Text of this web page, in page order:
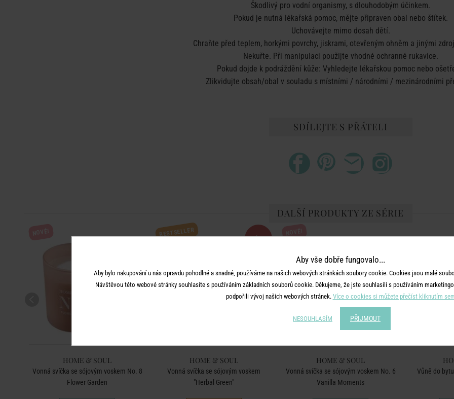
Škodlivý pro vodní organismy, s dlouhodobým účinkem.
Pokud je nutná lékařská pomoc, mějte připraven obal nebo štítek.
Uchovávejte mimo dosah dětí.
Chraňte před teplem, horkými povrchy, jiskrami, otevřeným ohněm a jinými
Nekuřte. Při manipulaci použijte vhodné ochranné rukavice.
Pokud dojde k podráždění kůže: Vyhledejte lékařskou pomoc nebo
Zlikvidujte obsah/obal v souladu s místními / národními / mezinárodními
SDÍLEJTE S PŘÁTELI
DALŠÍ PRODUKTY ZE SÉRIE
HOME & SOUL
Vonná svíčka se sójovým voskem No. 8
Flower Garden
BESTSELLER -60
HOME & SOUL
Vonná svíčka se sójovým voskem
"Herbal Green"
HOME & SOUL
Vonná svíčka se sójovým voskem No. 6
Vanilla Moments
Vůně do
Aby vše dobře fungovalo...
Aby bylo nakupování u nás opravdu pohodlné a snadné, používáme na našich webových stránkách soubory cookie. Cookies jsou malé
Návštěvou této webové stránky souhlasíte s používáním základních souborů cookie. Děkujeme, že jste souhlasili s používáním
podpořili vývoj našich webových stránek. Více o cookies si můžete přečíst kliknutím
NESOUHLASÍM PŘIJMOUT